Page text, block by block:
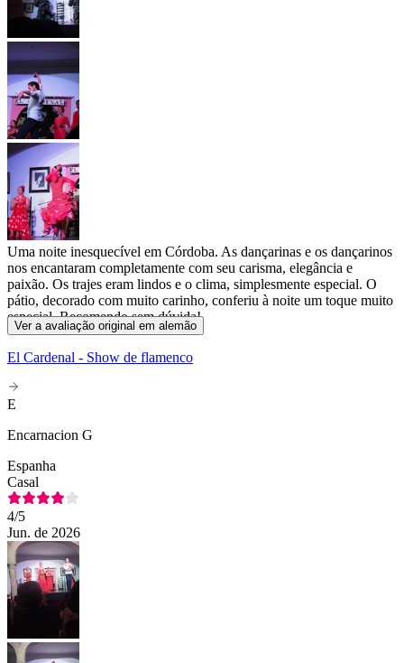
Uma noite inesquecível em Córdoba. As dançarinas e os dançarinos
nos encantaram completamente com seu carisma, elegância e
paixão. Os trajes eram lindos e o clima, simplesmente especial. O
pátio, decorado com muito carinho, conferiu à noite um toque muito
especial. Recomendo sem dúvida!
Ver a avaliação original em alemão
El Cardenal - Show de flamenco
E
Encarnacion G
Espanha
Casal
4/5
Jun. de 2026